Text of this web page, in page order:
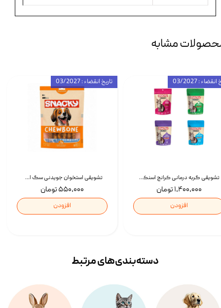
مشابه
تشویقی استخوان جویدنی سگ اسنکی کرانچی با طعم مرغ Snacky Crunchy Munchy وزن 100 گرم
۵۵۰,۰۰۰ تومان
افزودن
تاریخ انقضاء : 03/2027
تشویقی گربه درمانی کرانچ اسنکی با طعم میکس Snacky Crunch Cat Treats وزن 60 گرم بسته 4 عددی
۱,۴۰۰,۰۰۰ تومان
افزودن
: 03/2027
دسته‌بندی‌‌های مرتبط